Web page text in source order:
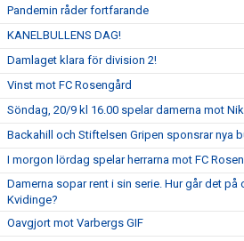
Pandemin råder fortfarande
KANELBULLENS DAG!
Damlaget klara för division 2!
Vinst mot FC Rosengård
Söndag, 20/9 kl 16.00 spelar damerna mot
Backahill och Stiftelsen Gripen sponsrar nya
I morgon lördag spelar herrarna mot FC
Damerna sopar rent i sin serie. Hur går det på
Kvidinge?
Oavgjort mot Varbergs GIF